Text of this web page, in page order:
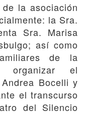
la asociación
la Sra.
Sra. Marisa
así como
de la
organizar el
Bocelli y
el transcurso
del Silencio